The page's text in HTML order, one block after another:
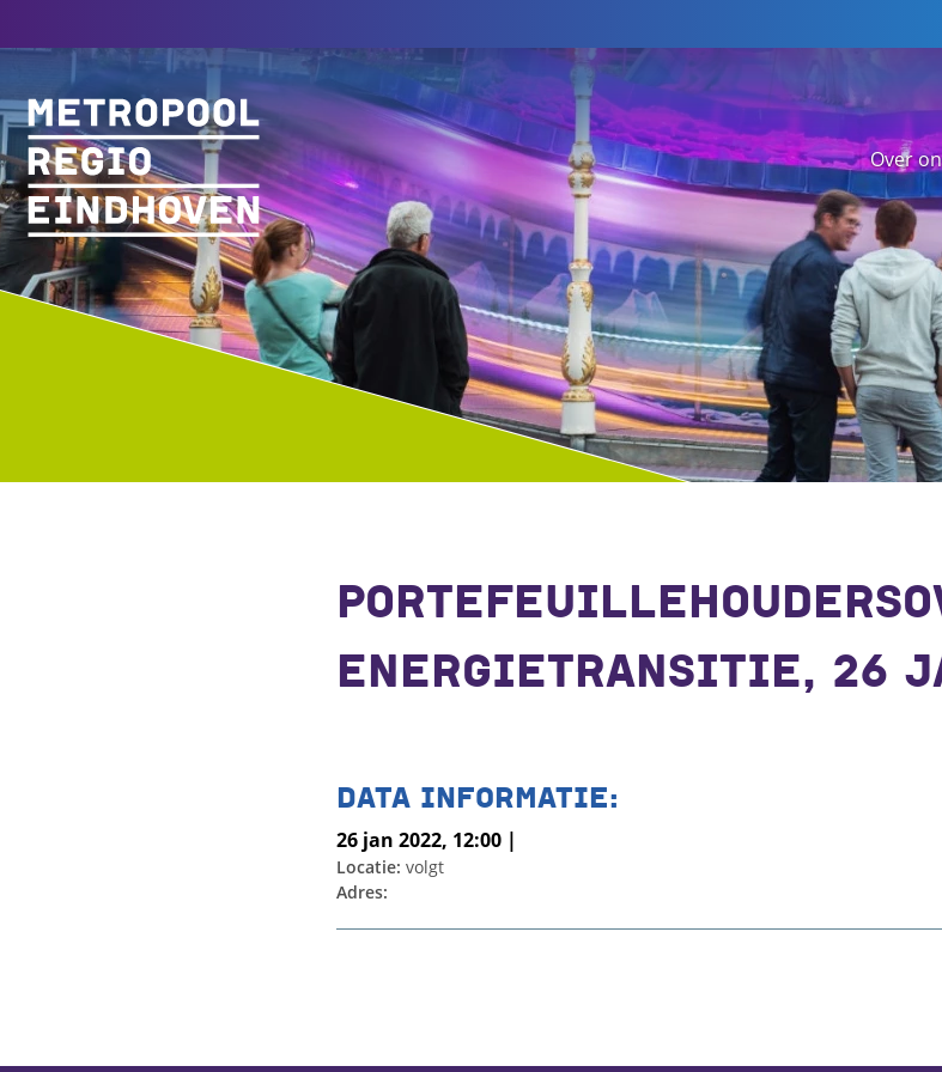
Over
ENERGIETRANSITIE, 26
DATA INFORMATIE:
26 jan 2022, 12:00 |
Locatie: volgt
Adres: